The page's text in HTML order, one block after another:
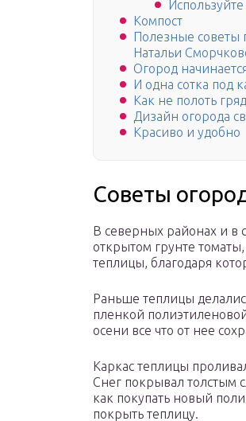
Компост
Полезные советы
Натальи
Огород
И одна сотка под
Как не полоть
Дизайн огорода
Красиво и удобно
Советы
В северных районах и в
открытом грунте
теплицы, благодаря
Раньше теплицы
пленкой
осени все что от нее
Каркас теплицы
Снег покрывал толстым
как покупать новый
покрыть теплицу.